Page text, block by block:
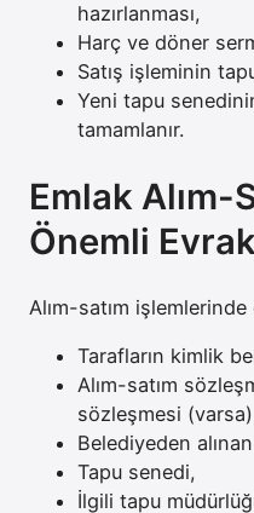
hazırlanması,
Harç ve döner
Satış işleminin
Yeni tapu
tamamlanır.
Emlak Alım-
Önemli
Alım-satım
Tarafların kimlik
Alım-satım
sözleşmesi
Belediyeden
Tapu senedi,
İlgili tapu